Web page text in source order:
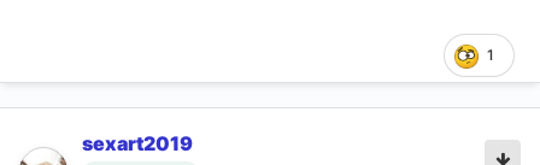
1
sexart2019